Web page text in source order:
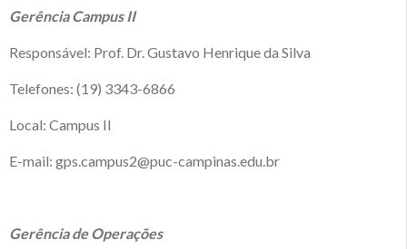
Gerência Campus II
Responsável: Prof. Dr. Gustavo Henrique da Silva
Telefones: (19) 3343-6866
Local: Campus II
E-mail: gps.campus2@puc-campinas.edu.br
Gerência de Operações